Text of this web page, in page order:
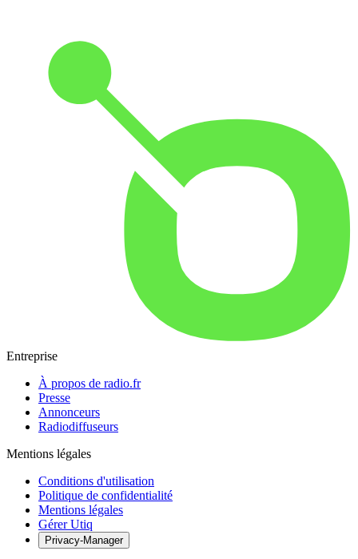
Entreprise
À propos de radio.fr
Presse
Annonceurs
Radiodiffuseurs
Mentions légales
Conditions d'utilisation
Politique de confidentialité
Mentions légales
Gérer Utiq
Privacy-Manager